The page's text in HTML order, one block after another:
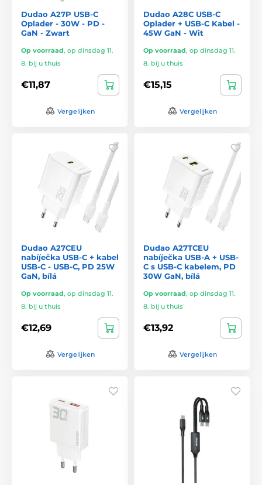
Dudao A27P USB-C
Oplader - 30W - PD -
GaN - Zwart
Op voorraad, op dinsdag 11.
8. bij u thuis
€11,87
Vergelijken
Dudao A28C USB-C
Oplader + USB-C Kabel -
45W GaN - Wit
Op voorraad, op dinsdag 11.
8. bij u thuis
€15,15
Vergelijken
Dudao A27CEU
nabíječka USB-C + kabel
USB-C - USB-C, PD 25W
GaN, bílá
Op voorraad, op dinsdag 11.
8. bij u thuis
€12,69
Vergelijken
Dudao A27TCEU
nabíječka USB-A + USB-
C s USB-C kabelem, PD
30W GaN, bílá
Op voorraad, op dinsdag 11.
8. bij u thuis
€13,92
Vergelijken